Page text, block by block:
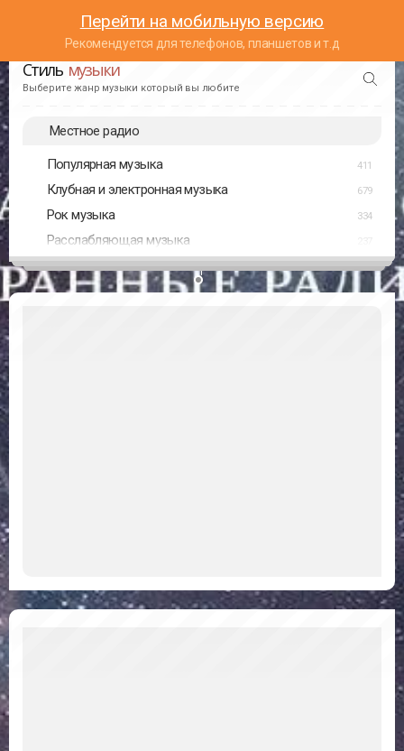
Перейти на мобильную версию
Рекомендуется для телефонов, планшетов и т.д
Стиль музыки
Выберите жанр музыки который вы любите
Местное радио
Популярная музыка 411
Клубная и электронная музыка 679
Рок музыка 334
Расслабляющая музыка